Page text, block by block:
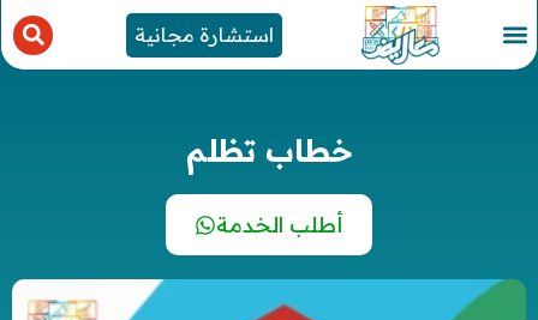
استشارة مجانية
خطاب تظلم
أطلب الخدمة